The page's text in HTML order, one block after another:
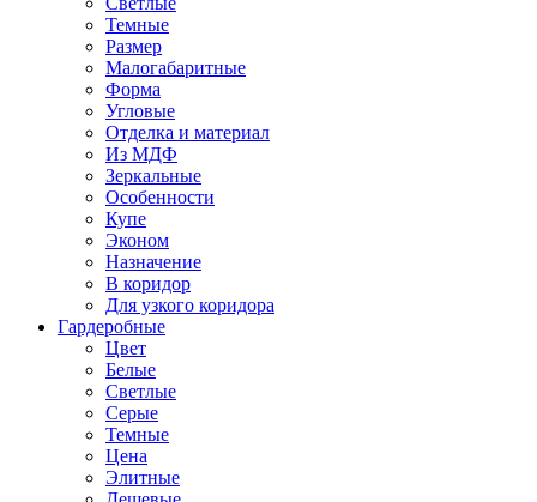
Темные
Размер
Малогабаритные
Форма
Угловые
Отделка и материал
Из МДФ
Зеркальные
Особенности
Купе
Эконом
Назначение
В коридор
Для узкого коридора
Гардеробные
Цвет
Белые
Светлые
Серые
Темные
Цена
Элитные